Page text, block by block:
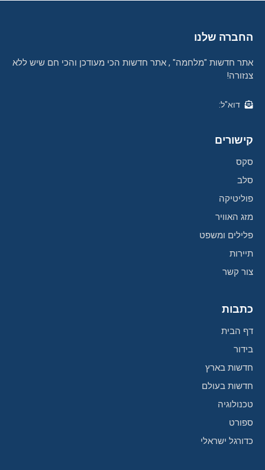
החברה שלנו
אתר חדשות "מלחמה" , אתר חדשות הכי מעודכן והכי חם שיש ללא
צנזורה!
דוא"ל:
קישורים
סקס
סלב
פוליטיקה
מזג האוויר
פלילים ומשפט
תיירות
צור קשר
כתבות
דף הבית
בידור
חדשות בארץ
חדשות בעולם
טכנולוגיה
ספורט
כדורגל ישראלי